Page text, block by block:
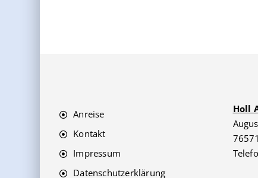
Anreise
Kontakt
Impressum
Datenschutzerklärung
Holl